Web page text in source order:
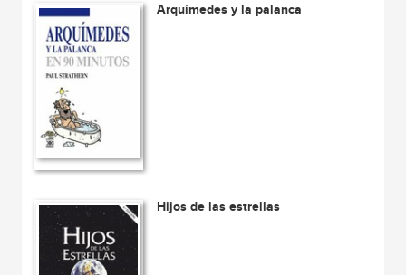
Arquímedes y la palanca
Hijos de las estrellas